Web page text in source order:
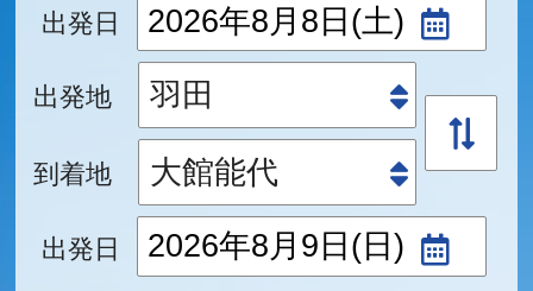
出発日
出発地
到着地
出発日